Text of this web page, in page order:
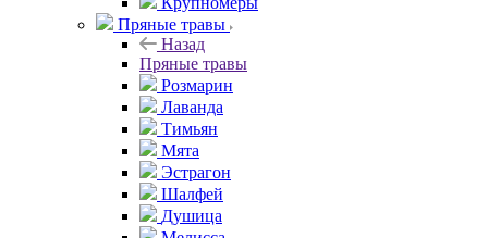
Пряные травы
Назад
Пряные травы
Розмарин
Лаванда
Тимьян
Мята
Эстрагон
Шалфей
Душица